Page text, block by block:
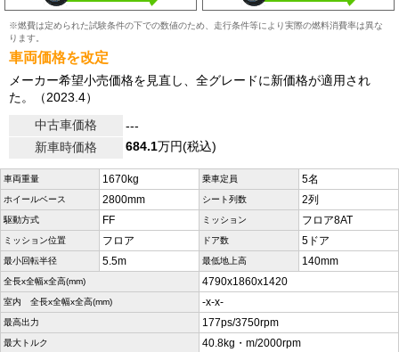
※燃費は定められた試験条件の下での数値のため、走行条件等により実際の燃料消費率は異な
ります。
車両価格を改定
メーカー希望小売価格を見直し、全グレードに新価格が適用され
た。（2023.4）
中古車価格
---
新車時価格
684.1万円(税込)
車両重量 1670kg 乗車定員 5名
ホイールベース 2800mm シート列数 2列
駆動方式 FF ミッション フロア8AT
ミッション位置 フロア ドア数 5ドア
最小回転半径 5.5m 最低地上高 140mm
全長x全幅x全高(mm) 4790x1860x1420
室内 全長x全幅x全高(mm) -x-x-
最高出力 177ps/3750rpm
最大トルク 40.8kg・m/2000rpm